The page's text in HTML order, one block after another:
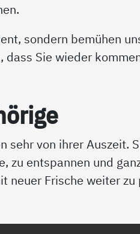
sondern bemühen
dass Sie wieder
sehr von ihrer Auszeit.
zu entspannen und
neuer Frische weiter zu